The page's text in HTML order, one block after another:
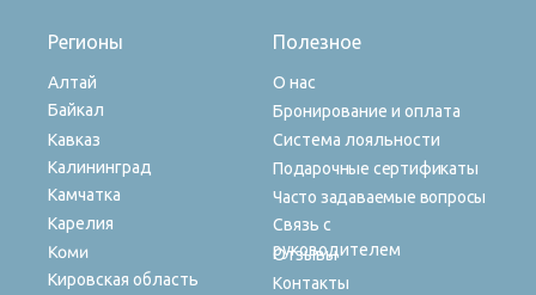
Регионы
О нас
Отзывы
Контакты
Алтай
Байкал
Кавказ
Калининград
Камчатка
Карелия
Коми
Кировская область
Бронирование и оплата
Система лояльности
Подарочные сертификаты
Часто задаваемые вопросы
Связь с
руководителем
Полезное